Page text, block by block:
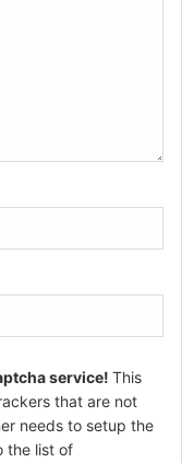
service! This
that are not
needs to setup the
the list of